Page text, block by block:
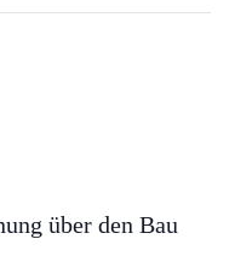
über den Bau